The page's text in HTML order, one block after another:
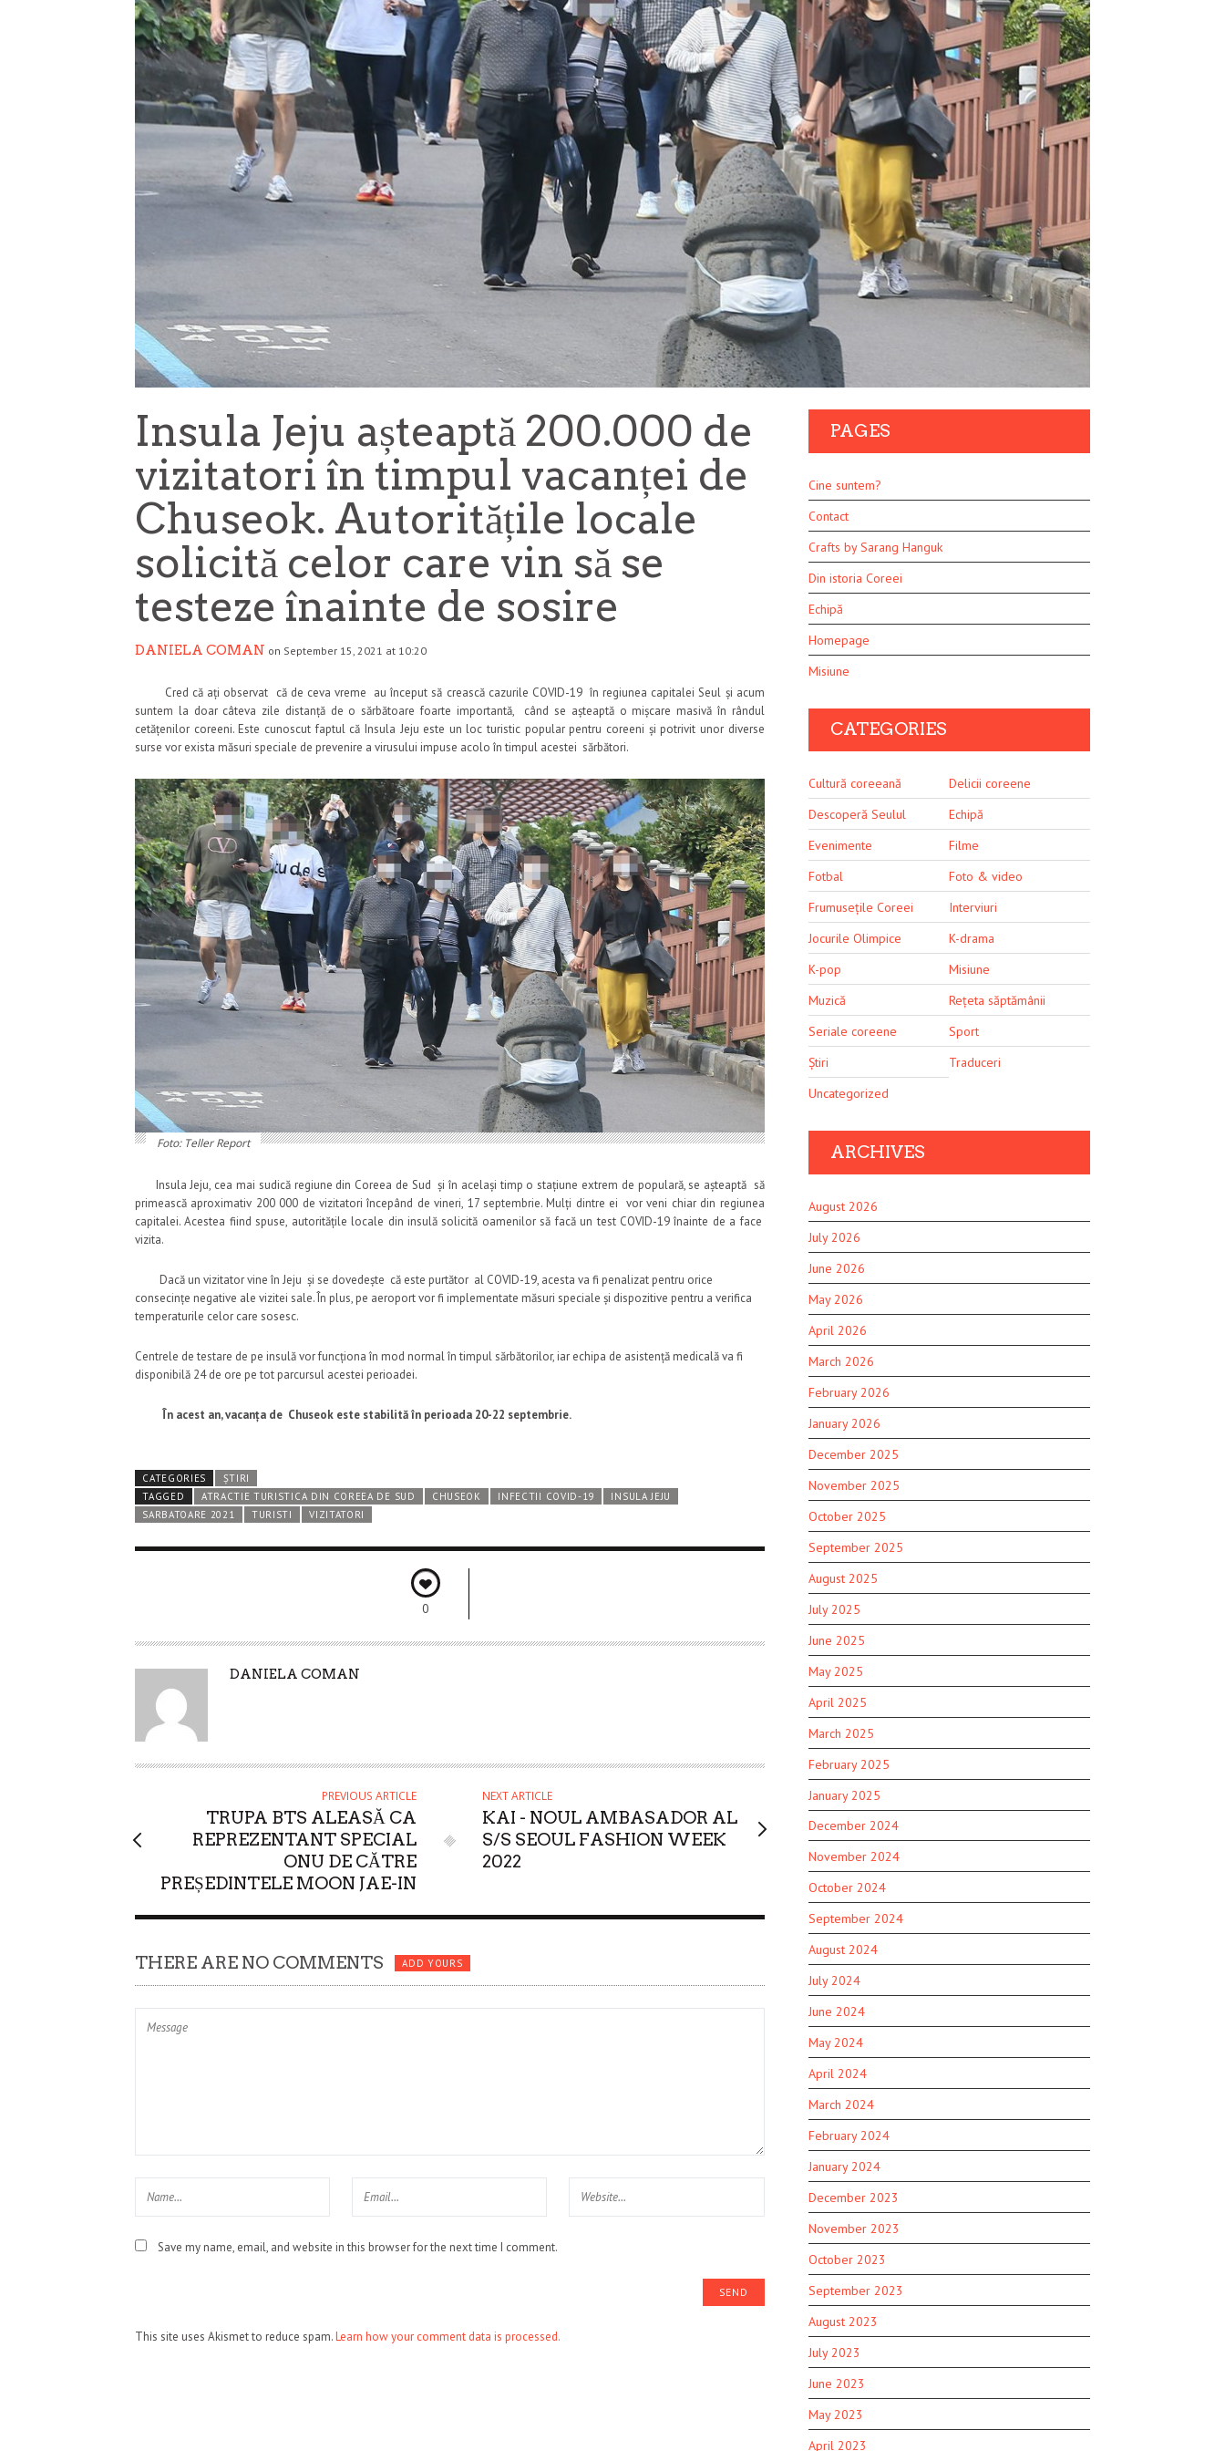
Insula Jeju așteaptă 200.000 de
vizitatori în timpul vacanței de
Chuseok. Autoritățile locale
solicită celor care vin să se
testeze înainte de sosire
DANIELA COMAN on September 15, 2021 at 10:20
Cred că ați observat că de ceva vreme au început să crească cazurile COVID-19 în regiunea capitalei Seul și acum
suntem la doar câteva zile distanță de o sărbătoare foarte importantă, când se așteaptă o mișcare masivă în rândul
cetățenilor coreeni. Este cunoscut faptul că Insula Jeju este un loc turistic popular pentru coreeni și potrivit unor diverse
surse vor exista măsuri speciale de prevenire a virusului impuse acolo în timpul acestei sărbători.
Foto: Teller Report
Insula Jeju, cea mai sudică regiune din Coreea de Sud și în același timp o stațiune extrem de populară, se așteaptă să
primească aproximativ 200 000 de vizitatori începând de vineri, 17 septembrie. Mulți dintre ei vor veni chiar din regiunea
capitalei. Acestea fiind spuse, autoritățile locale din insulă solicită oamenilor să facă un test COVID-19 înainte de a face
vizita.
Dacă un vizitator vine în Jeju și se dovedește că este purtător al COVID-19, acesta va fi penalizat pentru orice
consecințe negative ale vizitei sale. În plus, pe aeroport vor fi implementate măsuri speciale și dispozitive pentru a verifica
temperaturile celor care sosesc.
Centrele de testare de pe insulă vor funcționa în mod normal în timpul sărbătorilor, iar echipa de asistență medicală va fi
disponibilă 24 de ore pe tot parcursul acestei perioadei.
În acest an, vacanța de Chuseok este stabilită în perioada 20-22 septembrie.
CATEGORIES
ȘTIRI
TAGGED
ATRACTIE TURISTICA DIN COREEA DE SUD CHUSEOK INFECTII COVID-19
INSULA JEJU
SARBATOARE 2021
TURISTI VIZITATORI
0
A
O
DANIELA COMAN
PREVIOUS ARTICLE
TRUPA BTS ALEASĂ CA
REPREZENTANT SPECIAL
ONU DE CĂTRE
PREȘEDINTELE MOON JAE-IN
NEXT ARTICLE
KAI - NOUL AMBASADOR AL
S/S SEOUL FASHION WEEK
2022
THERE ARE NO COMMENTS ADD YOURS
Save my name, email, and website in this browser for the next time I comment.
This site uses Akismet to reduce spam.Learn how your comment data is processed.
PAGES
Cine suntem?
Contact
Crafts by Sarang Hanguk
Din istoria Coreei
Echipă
Homepage
Misiune
CATEGORIES
Cultură coreeană
Delicii coreene
Descoperă Seulul
Echipă
Evenimente
Filme
Fotbal
Foto & video
Frumusețile Coreei
Interviuri
Jocurile Olimpice
K-drama
K-pop
Misiune
Muzică
Rețeta săptămânii
Seriale coreene
Sport
Știri
Traduceri
Uncategorized
ARCHIVES
August 2026
July 2026
June 2026
May 2026
April 2026
March 2026
February 2026
January 2026
December 2025
November 2025
October 2025
September 2025
August 2025
July 2025
June 2025
May 2025
April 2025
March 2025
February 2025
January 2025
December 2024
November 2024
October 2024
September 2024
August 2024
July 2024
June 2024
May 2024
April 2024
March 2024
February 2024
January 2024
December 2023
November 2023
October 2023
September 2023
August 2023
July 2023
June 2023
May 2023
April 2023